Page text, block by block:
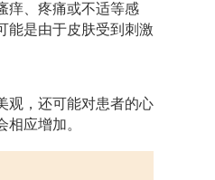
痒、疼痛或不适等感
能是由于皮肤受到刺激
观，还可能对患者的心
应增加。